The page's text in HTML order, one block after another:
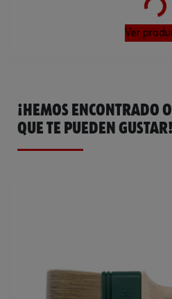
Ver
¡HEMOS ENCONTRADO
QUE TE PUEDEN GUSTAR!